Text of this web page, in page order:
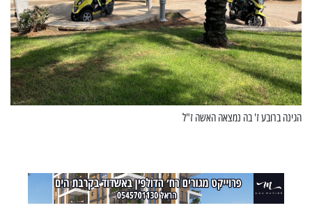
הגינה ברובע ז' בה נמצאה האשה ז"ל